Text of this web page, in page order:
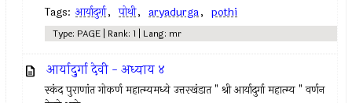
Tags: आर्यादुर्गा, पोथी, aryadurga, pothi
Type: PAGE | Rank: 1 | Lang: mr
आर्यादुर्गा देवी - अध्याय ४
स्कंद पुराणांत गोकर्ण महात्म्यमध्ये उत्तरखंडात " श्री आर्यादुर्गा महात्म्य " वर्णन